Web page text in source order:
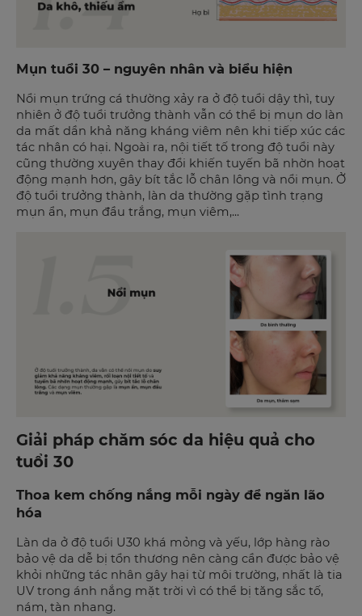
Mụn tuổi 30 – nguyên nhân và biểu hiện
Nổi mụn trứng cá thường xảy ra ở độ tuổi dậy thì, tuy
nhiên ở độ tuổi trưởng thành vẫn có thể bị mụn do làn
da mất dần khả năng kháng viêm nên khi tiếp xúc các
tác nhân có hại. Ngoài ra, nội tiết tố trong độ tuổi này
cũng thường xuyên thay đổi khiến tuyến bã nhờn hoạt
động mạnh hơn, gây bít tắc lỗ chân lông và nổi mụn. Ở
độ tuổi trưởng thành, làn da thường gặp tình trạng
mụn ẩn, mụn đầu trắng, mụn viêm,...
Giải pháp chăm sóc da hiệu quả cho
tuổi 30
Thoa kem chống nắng mỗi ngày để ngăn lão
hóa
Làn da ở độ tuổi U30 khá mỏng và yếu, lớp hàng rào
bảo vệ da dễ bị tổn thương nên càng cần được bảo vệ
khỏi những tác nhân gây hại từ môi trường, nhất là tia
UV trong ánh nắng mặt trời vì có thể bị tăng sắc tố,
nám, tàn nhang.